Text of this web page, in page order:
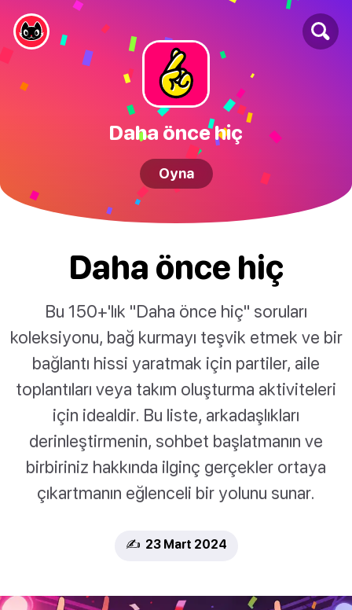
Daha önce hiç
Oyna
Daha önce hiç
Bu 150+'lık "Daha önce hiç" soruları
koleksiyonu, bağ kurmayı teşvik etmek ve bir
bağlantı hissi yaratmak için partiler, aile
toplantıları veya takım oluşturma aktiviteleri
için idealdir. Bu liste, arkadaşlıkları
derinleştirmenin, sohbet başlatmanın ve
birbiriniz hakkında ilginç gerçekler ortaya
çıkartmanın eğlenceli bir yolunu sunar.
✍️ 23 Mart 2024